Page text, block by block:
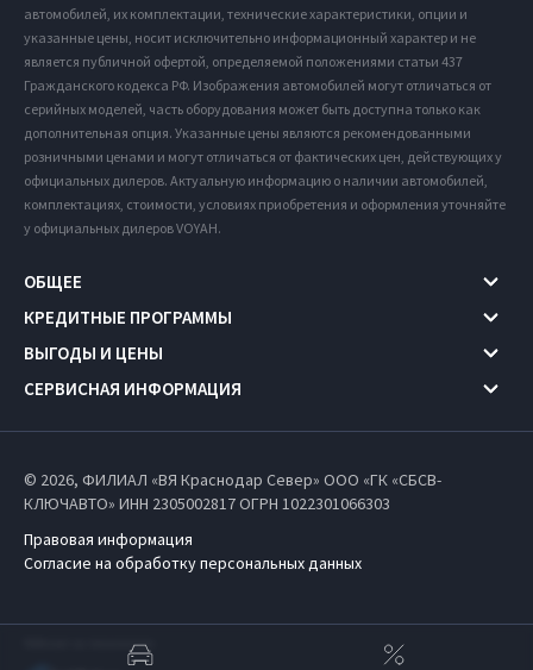
автомобилей, их комплектации, технические характеристики, опции и
указанные цены, носит исключительно информационный характер и не
является публичной офертой, определяемой положениями статьи 437
Гражданского кодекса РФ. Изображения автомобилей могут отличаться от
серийных моделей, часть оборудования может быть доступна только как
дополнительная опция. Указанные цены являются рекомендованными
розничными ценами и могут отличаться от фактических цен, действующих у
официальных дилеров. Актуальную информацию о наличии автомобилей,
комплектациях, стоимости, условиях приобретения и оформления уточняйте
у официальных дилеров VOYAH.
ОБЩЕЕ
КРЕДИТНЫЕ ПРОГРАММЫ
ВЫГОДЫ И ЦЕНЫ
СЕРВИСНАЯ ИНФОРМАЦИЯ
© 2026, ФИЛИАЛ «ВЯ Краснодар Север» ООО «ГК «СБСВ-
КЛЮЧАВТО» ИНН 2305002817ОГРН 1022301066303
Правовая информация
Согласие на обработку персональных данных
Работает на технологиях